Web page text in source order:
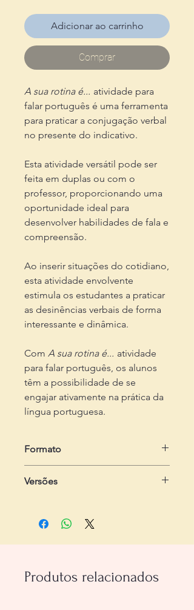
Adicionar ao carrinho
Comprar
A sua rotina é... atividade para
falar português é uma ferramenta
para praticar a conjugação verbal
no presente do indicativo.
Esta atividade versátil pode ser
feita em duplas ou com o
professor, proporcionando uma
oportunidade ideal para
desenvolver habilidades de fala e
compreensão.
Ao inserir situações do cotidiano,
esta atividade envolvente
estimula os estudantes a praticar
as desinências verbais de forma
interessante e dinâmica.
Com A sua rotina é... atividade
para falar português, os alunos
têm a possibilidade de se
engajar ativamente na prática da
língua portuguesa.
Formato
Versões
- Do professor:
com 2 páginas,
Produtos relacionados